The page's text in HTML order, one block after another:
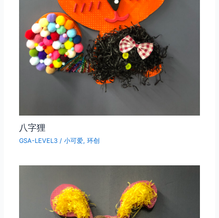
八字狸
GSA-LEVEL3 /小可爱,环创